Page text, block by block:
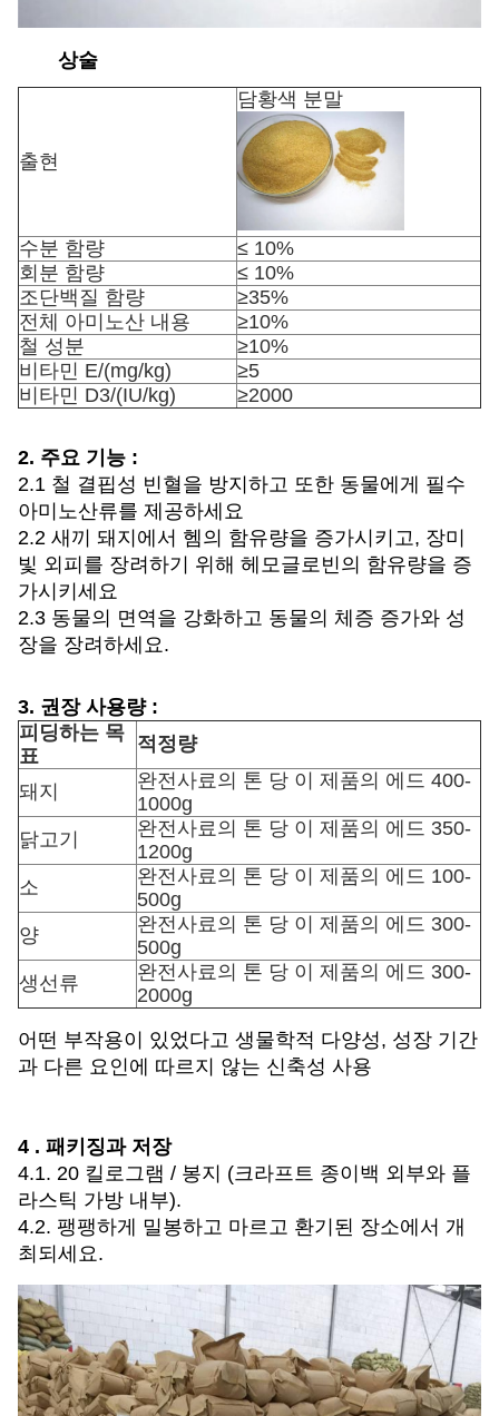
상술
출현
담황색 분말
수분 함량
≤ 10%
회분 함량
≤ 10%
조단백질 함량
≥35%
전체 아미노산 내용
≥10%
철 성분
≥10%
비타민 E/(mg/kg)
≥5
비타민 D3/(IU/kg)
≥2000
2. 주요 기능 :
2.1 철 결핍성 빈혈을 방지하고 또한 동물에게 필수
아미노산류를 제공하세요
2.2 새끼 돼지에서 헴의 함유량을 증가시키고, 장미
빛 외피를 장려하기 위해 헤모글로빈의 함유량을 증
가시키세요
2.3 동물의 면역을 강화하고 동물의 체증 증가와 성
장을 장려하세요.
3. 권장 사용량 :
피딩하는 목
표
적정량
돼지
완전사료의 톤 당 이 제품의 에드 400-
1000g
닭고기
완전사료의 톤 당 이 제품의 에드 350-
1200g
소
완전사료의 톤 당 이 제품의 에드 100-
500g
양
완전사료의 톤 당 이 제품의 에드 300-
500g
생선류
완전사료의 톤 당 이 제품의 에드 300-
2000g
어떤 부작용이 있었다고 생물학적 다양성, 성장 기간
과 다른 요인에 따르지 않는 신축성 사용
4 . 패키징과 저장
4.1. 20 킬로그램 / 봉지 (크라프트 종이백 외부와 플
라스틱 가방 내부).
4.2. 팽팽하게 밀봉하고 마르고 환기된 장소에서 개
최되세요.